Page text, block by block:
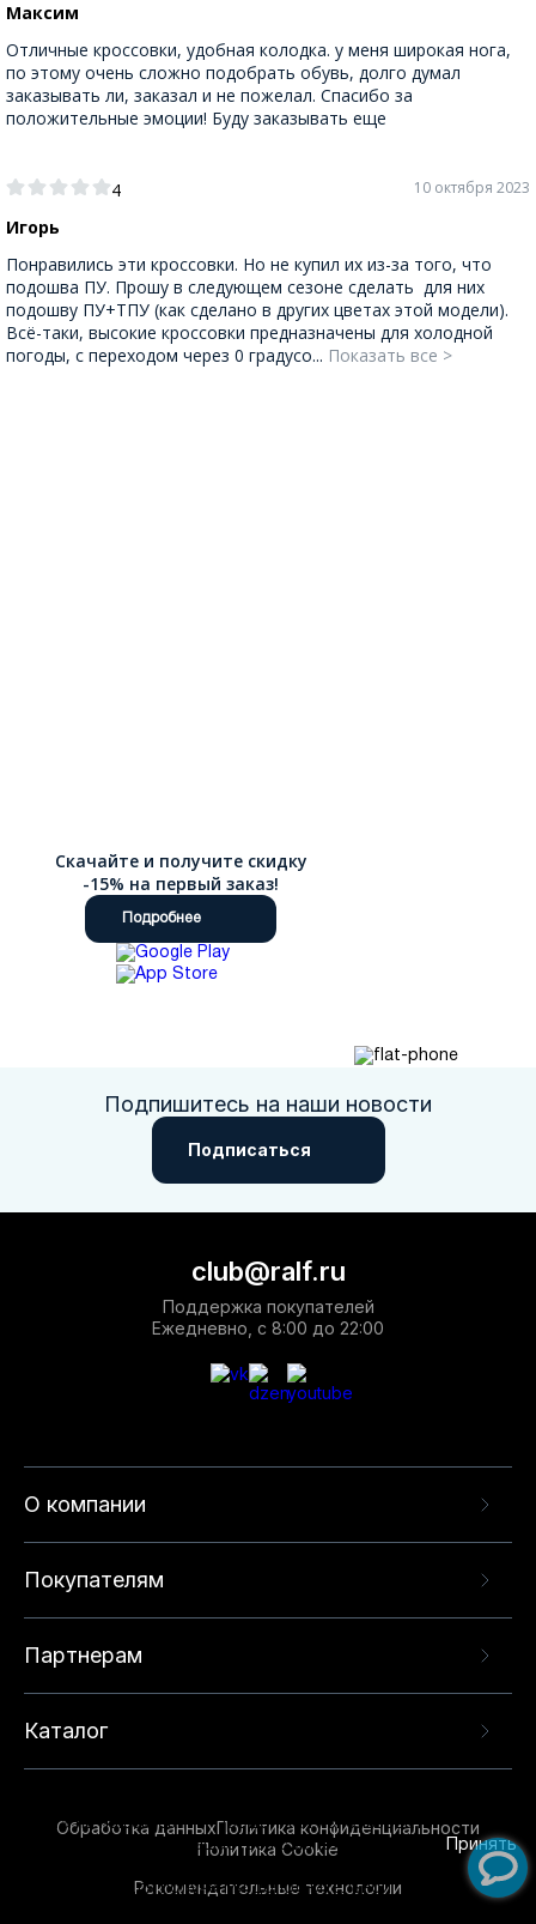
Максим
Отличные кроссовки, удобная колодка. у меня широкая нога,
по этому очень сложно подобрать обувь, долго думал
заказывать ли, заказал и не пожелал. Спасибо за
положительные эмоции! Буду заказывать еще
4
Игорь
10 октября 2023
Понравились эти кроссовки. Но не купил их из-за того, что
подошва ПУ. Прошу в следующем сезоне сделать для них
подошву ПУ+ТПУ (как сделано в других цветах этой модели).
Всё-таки, высокие кроссовки предназначены для холодной
погоды, с переходом через 0 градусо... Показать все >
Скачайте и получите скидку
-15% на первый заказ!
Подробнее
Подпишитесь на наши новости
Подписаться
О компании
Покупателям
Партнерам
Каталог
club@ralf.ru
Поддержка покупателей
Ежедневно, с 8:00 до 22:00
Обработка данныхПолитика конфиденциальности
Политика Cookie
Рекомендательные технологии
опыта на нашем сайте. Продолжая использовать
данный сайт, вы соглашаетесь с использованием
технологий. Для получения дополнительной
Принять